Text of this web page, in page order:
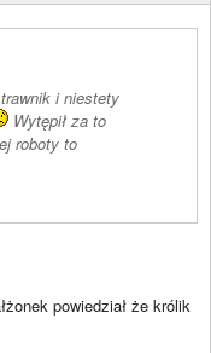
i niestety
Wytępił za to
roboty to
powiedział że królik